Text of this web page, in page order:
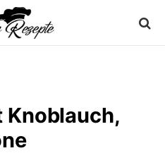
Knoblauch,